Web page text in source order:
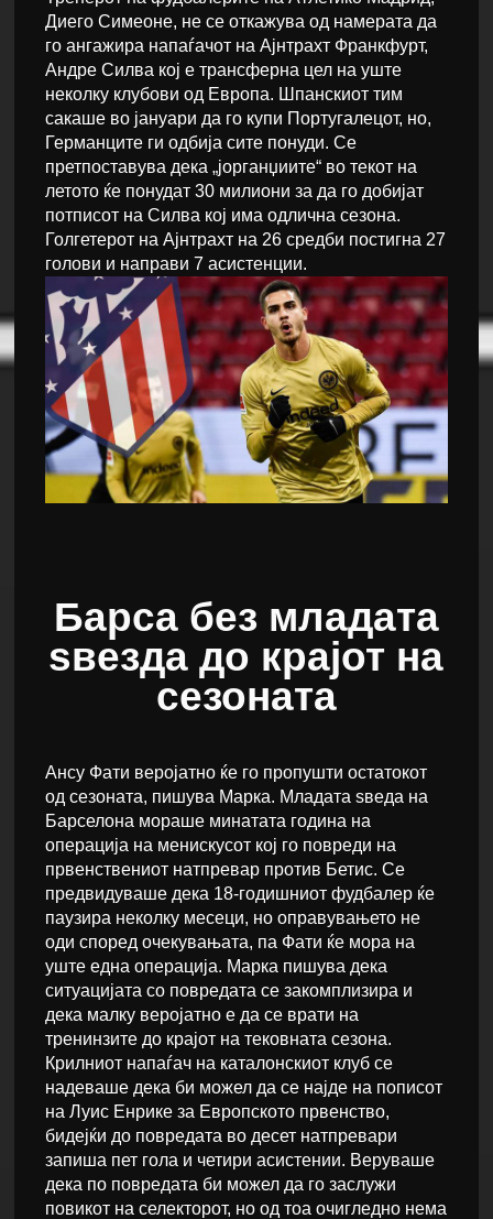
Диего Симеоне, не се откажува од намерата да
го ангажира напаѓачот на Ајнтрахт Франкфурт,
Андре Силва кој е трансферна цел на уште
неколку клубови од Европа. Шпанскиот тим
сакаше во јануари да го купи Португалецот, но,
Германците ги одбија сите понуди. Се
претпоставува дека „јорганџиите“ во текот на
летото ќе понудат 30 милиони за да го добијат
потписот на Силва кој има одлична сезона.
Голгетерот на Ајнтрахт на 26 средби постигна 27
голови и направи 7 асистенции.
Барса без младата
ѕвезда до крајот на
сезоната
Ансу Фати веројатно ќе го пропушти остатокот
од сезоната, пишува Марка. Младата ѕведа на
Барселона мораше минатата година на
операција на менискусот кој го повреди на
првенствениот натпревар против Бетис. Се
предвидуваше дека 18-годишниот фудбалер ќе
паузира неколку месеци, но оправувањето не
оди според очекувањата, па Фати ќе мора на
уште една операција. Марка пишува дека
ситуацијата со повредата се закомплизира и
дека малку веројатно е да се врати на
тренинзите до крајот на тековната сезона.
Крилниот напаѓач на каталонскиот клуб се
надеваше дека би можел да се најде на пописот
на Луис Енрике за Европското првенство,
бидејќи до повредата во десет натпревари
запиша пет гола и четири асистении. Веруваше
дека по повредата би можел да го заслужи
повикот на селекторот, но од тоа очигледно нема